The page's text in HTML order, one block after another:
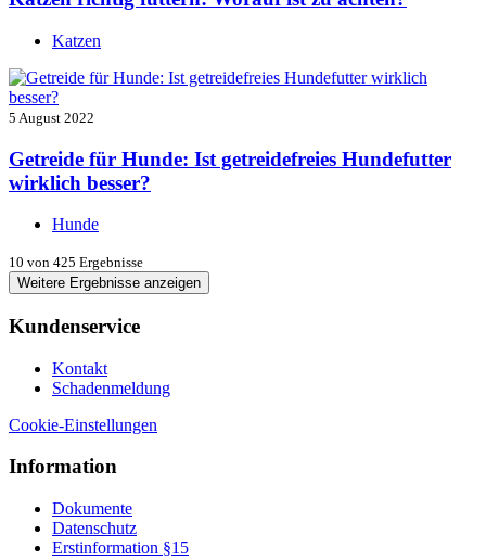
Katzen
5 August 2022
Getreide für Hunde: Ist getreidefreies Hundefutter
wirklich besser?
Hunde
10 von 425 Ergebnisse
Weitere Ergebnisse anzeigen
Kundenservice
Kontakt
Schadenmeldung
Cookie-Einstellungen
Information
Dokumente
Datenschutz
Erstinformation §15